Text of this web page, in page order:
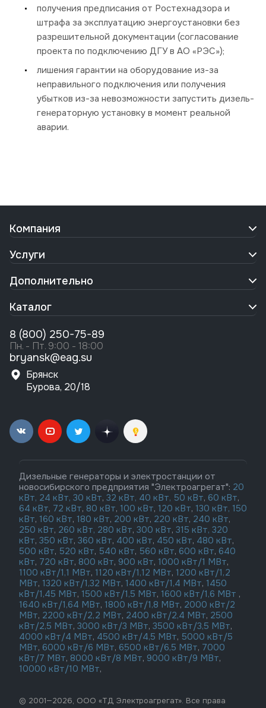
получения предписания от Ростехнадзора и
штрафа за эксплуатацию энергоустановки без
разрешительной документации (согласование
проекта по подключению ДГУ в АО «РЭС»);
лишения гарантии на оборудование из-за
неправильного подключения или получения
убытков из-за невозможности запустить дизель-
генераторную установку в момент реальной
аварии.
Компания
Услуги
Дополнительно
Каталог
8 (800) 250-75-89
Пн. - Пт. 9:00 - 18:00
bryansk@eag.su
Брянск
Бурова, 20/18
Дизельные генераторы и электростанции от
новосибирского предприятия "Электроагрегат": 20
кВт, 24 кВт, 30 кВт, 32 кВт, 40 кВт, 50 кВт, 60 кВт,
64 кВт, 72 кВт, 80 кВт, 100 кВт, 120 кВт, 130 кВт, 150
кВт, 160 кВт, 180 кВт, 200 кВт, 220 кВт, 240 кВт,
250 кВт, 260 кВт, 280 кВт, 300 кВт, 315 кВт, 320
кВт, 350 кВт, 360 кВт, 400 кВт, 450 кВт, 480 кВт,
500 кВт, 520 кВт, 540 кВт, 560 кВт, 600 кВт, 640
кВт, 720 кВт, 800 кВт, 900 кВт, 1000 кВт/1 МВт,
1100 кВт/1,1 МВт, 1120 кВт/1,12 МВт, 1200 кВт/1,2
МВт, 1320 кВт/1,32 МВт, 1400 кВт/1,4 МВт, 1450
кВт/1,45 МВт, 1500 кВт/1,5 МВт, 1600 кВт/1,6 МВт ,
1640 кВт/1,64 МВт, 1800 кВт/1,8 МВт, 2000 кВт/2
МВт, 2200 кВт/2,2 МВт, 2400 кВт/2,4 МВт, 2500
кВт/2,5 МВт, 3000 кВт/3 МВт, 3500 кВт/3,5 МВт,
4000 кВт/4 МВт, 4500 кВт/4,5 МВт, 5000 кВт/5
МВт, 6000 кВт/6 МВт, 6500 кВт/6,5 МВт, 7000
кВт/7 МВт, 8000 кВт/8 МВт, 9000 кВт/9 МВт,
10000 кВт/10 МВт,
© 2001—2026, ООО «ТД Электроагрегат». Все права